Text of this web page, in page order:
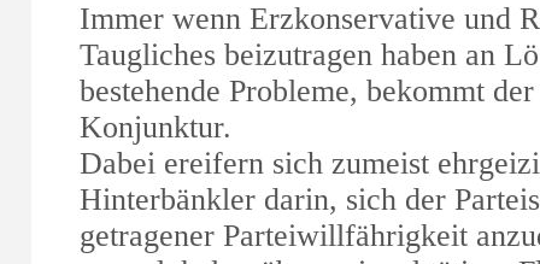
Immer wenn Erzkonservative und
Taugliches beizutragen haben an
bestehende Probleme, bekommt
Konjunktur.
Dabei ereifern sich zumeist
Hinterbänkler darin, sich der
getragener Parteiwillfährigkeit